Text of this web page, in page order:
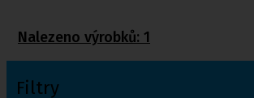
Nalezeno výrobků: 1
Filtry